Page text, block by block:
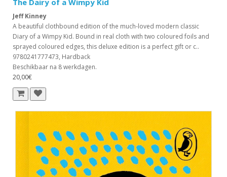
Jeff Kinney
A beautiful clothbound edition of the much-loved modern classic
Diary of a Wimpy Kid. Bound in real cloth with two coloured foils and
sprayed coloured edges, this deluxe edition is a perfect gift or c..
9780241777473, Hardback
Beschikbaar na 8 werkdagen.
20,00€